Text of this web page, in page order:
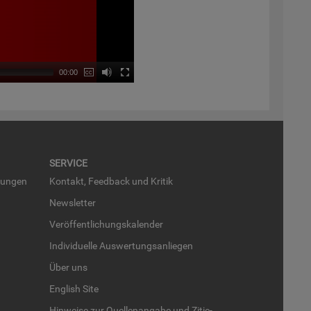
00:00
SER­VICE
Kon­takt, Feed­back und Kri­tik
News­let­ter
Ver­öf­fent­li­chungs­ka­len­der
In­di­vi­du­el­le Aus­wer­tungs­an­lie­gen
Über uns
English Site